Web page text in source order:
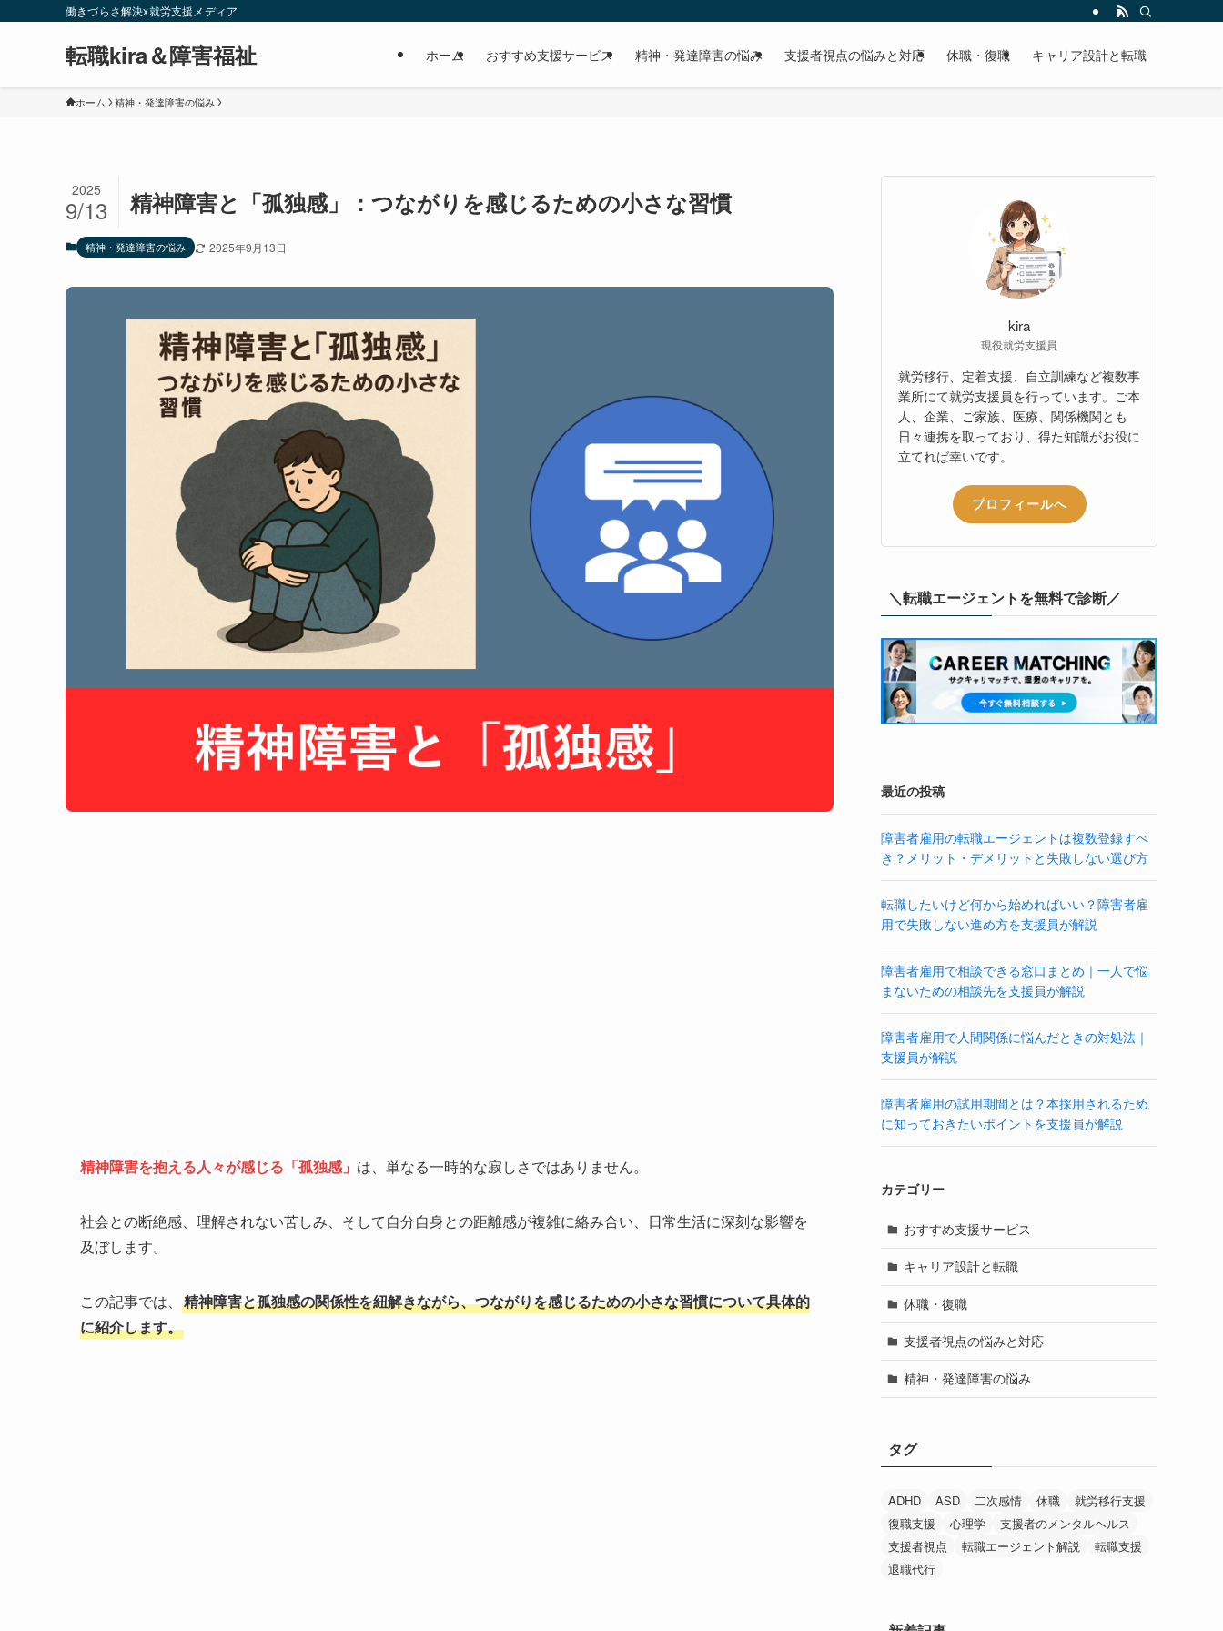
働きづらさ解決x就労支援メディア
転職kira＆障害福祉 ホーム おすすめ支援サービス 精神・発達障害の悩み 支援者視点の悩みと対応 休職・復職 キャリア設計と転職
ホーム 精神・発達障害の悩み
精神障害と「孤独感」：つながりを感じるための小さな習慣
2025
9/13
精神・発達障害の悩み 2025年9月13日
精神障害を抱える人々が感じる「孤独感」 は、単なる一時的な寂しさではありません。
社会との断絶感、理解されない苦しみ、そして自分自身との距離感が複雑に絡み合い、日常生活に深刻な影響を
及ぼします。
この記事では、 精神障害と孤独感の関係性を紐解きながら、つながりを感じるための小さな習慣について具体的
に紹介します。
kira
現役就労支援員
就労移行、定着支援、自立訓練など複数事
業所にて就労支援員を行っています。ご本
人、企業、ご家族、医療、関係機関とも
日々連携を取っており、得た知識がお役に
立てれば幸いです。
プロフィールへ
＼転職エージェントを無料で診断／
最近の投稿
障害者雇用の転職エージェントは複数登録すべ
き？メリット・デメリットと失敗しない選び方
転職したいけど何から始めればいい？障害者雇
用で失敗しない進め方を支援員が解説
障害者雇用で相談できる窓口まとめ｜一人で悩
まないための相談先を支援員が解説
障害者雇用で人間関係に悩んだときの対処法｜
支援員が解説
障害者雇用の試用期間とは？本採用されるため
に知っておきたいポイントを支援員が解説
カテゴリー
おすすめ支援サービス
キャリア設計と転職
休職・復職
支援者視点の悩みと対応
精神・発達障害の悩み
タグ
ADHD ASD 二次感情 休職
就労移行支援
復職支援
心理学
支援者のメンタルヘルス
支援者視点
転職エージェント解説
転職支援
退職代行